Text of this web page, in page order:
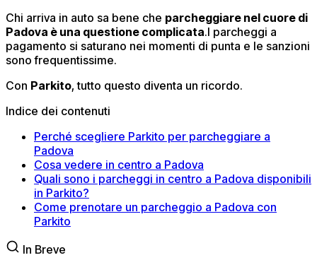
Chi arriva in auto sa bene che parcheggiare nel cuore di
Padova è una questione complicata.I parcheggi a
pagamento si saturano nei momenti di punta e le sanzioni
sono frequentissime.
Con Parkito, tutto questo diventa un ricordo.
Indice dei contenuti
Perché scegliere Parkito per parcheggiare a
Padova
Cosa vedere in centro a Padova
Quali sono i parcheggi in centro a Padova disponibili
in Parkito?
Come prenotare un parcheggio a Padova con
Parkito
In Breve